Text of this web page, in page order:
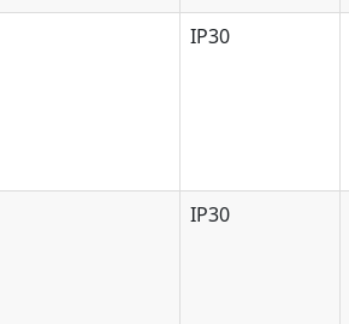
IP30
IP30